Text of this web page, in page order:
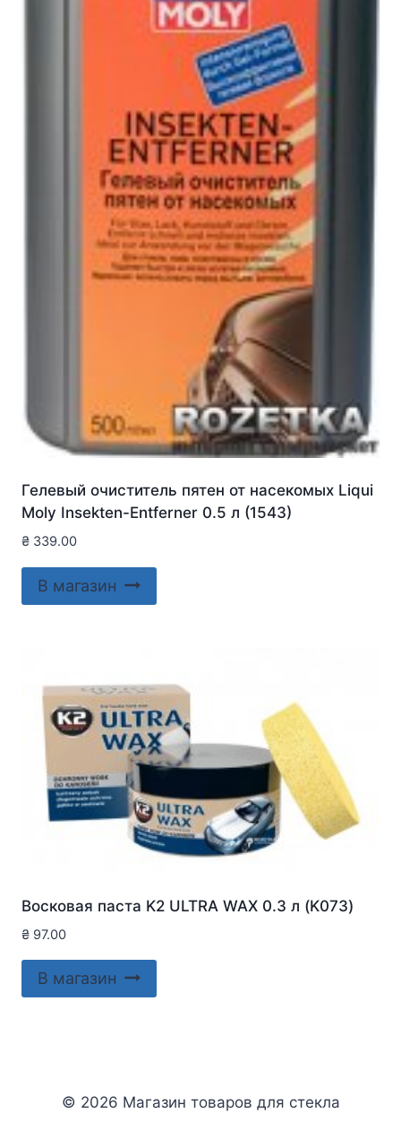
Гелевый очиститель пятен от насекомых Liqui
Moly Insekten-Entferner 0.5 л (1543)
₴ 339.00
В магазин
Восковая паста K2 ULTRA WAX 0.3 л (K073)
₴ 97.00
В магазин
© 2026 Магазин товаров для стекла